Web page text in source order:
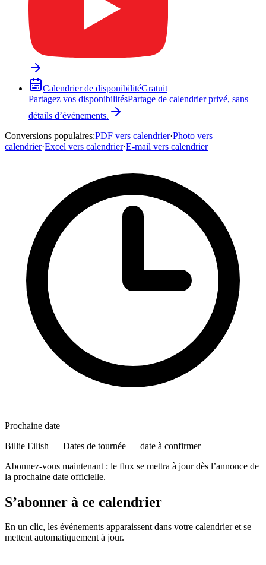
Calendrier de disponibilitéGratuit
Partagez vos disponibilitésPartage de calendrier privé, sans
détails d’événements.
Conversions populaires:PDF vers calendrier·Photo vers
calendrier·Excel vers calendrier·E-mail vers calendrier
Prochaine date
Billie Eilish — Dates de tournée — date à confirmer
Abonnez-vous maintenant : le flux se mettra à jour dès l’annonce de
la prochaine date officielle.
S’abonner à ce calendrier
En un clic, les événements apparaissent dans votre calendrier et se
mettent automatiquement à jour.